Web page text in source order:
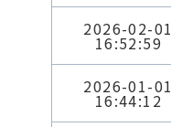
2026-02-01
16:52:59
2026-01-01
16:44:12